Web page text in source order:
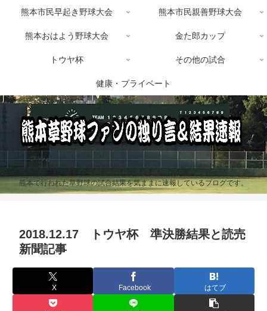
熊本で行われた草野球の試合結果を気ままに速報しているブログです。
熊本市民早起き野球大会 熊本市民親善野球大会
熊本おはよう野球大会 金た郎カップ
トウヤ杯 その他の試合
健康・プライベート
2018.12.17 トウヤ杯 準決勝結果と読売
新聞記事
X Facebook はてブ